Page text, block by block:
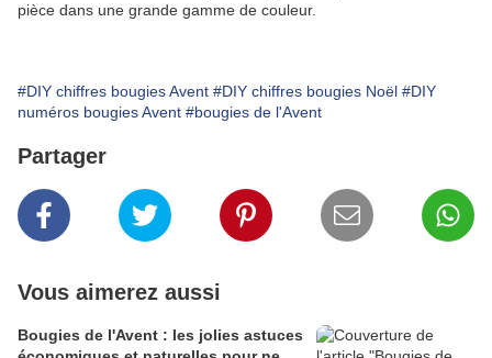
pièce dans une grande gamme de couleur.
#DIY chiffres bougies Avent #DIY chiffres bougies Noël #DIY
numéros bougies Avent #bougies de l'Avent
Partager
Vous aimerez aussi
Bougies de l'Avent : les jolies astuces